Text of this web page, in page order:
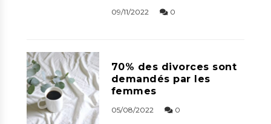
09/11/2022 0
70% des divorces sont
demandés par les
femmes
05/08/2022 0